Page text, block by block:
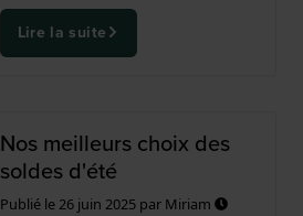
Lire la suite
Nos meilleurs choix des
soldes d'été
Publié le26 juin 2025par Miriam